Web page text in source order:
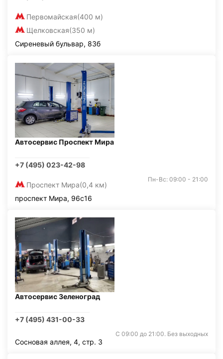
Первомайская(400 м)
Щелковская(350 м)
Сиреневый бульвар, 83б
Автосервис Проспект Мира
+7 (495) 023-42-98
Проспект Мира(0,4 км)
Пн-Вс: 09:00 - 21:00
проспект Мира, 96с16
Автосервис Зеленоград
+7 (495) 431-00-33
С 09:00 до 21:00. Без выходных
Сосновая аллея, 4, стр. 3